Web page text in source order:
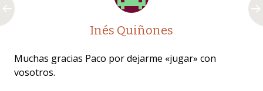
Inés Quiñones
Muchas gracias Paco por dejarme «jugar» con
vosotros.